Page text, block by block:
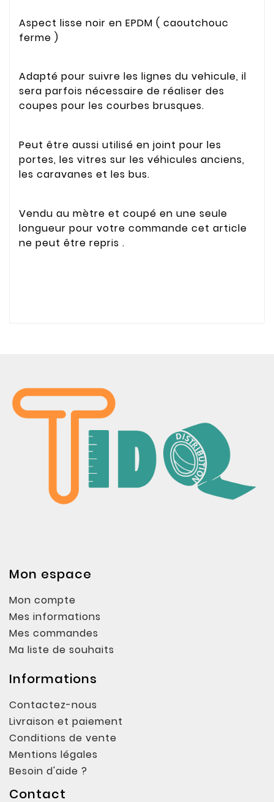
Aspect lisse noir en EPDM ( caoutchouc
ferme )
Adapté pour suivre les lignes du vehicule, il
sera parfois nécessaire de réaliser des
coupes pour les courbes brusques.
Peut être aussi utilisé en joint pour les
portes, les vitres sur les véhicules anciens,
les caravanes et les bus.
Vendu au mètre et coupé en une seule
longueur pour votre commande cet article
ne peut être repris .
Mon espace
Mon compte
Mes informations
Mes commandes
Ma liste de souhaits
Informations
Contactez-nous
Livraison et paiement
Conditions de vente
Mentions légales
Besoin d'aide ?
Contact